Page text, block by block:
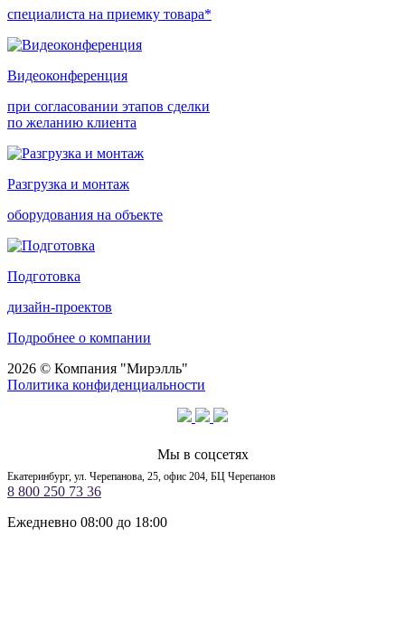
специалиста на приемку товара*
Видеоконференция
при согласовании этапов сделки
по желанию клиента
Разгрузка и монтаж
оборудования на объекте
Подготовка
дизайн-проектов
Подробнее о компании
2026 © Компания "Мирэлль"
Политика конфиденциальности
Мы в соцсетях
Екатеринбург, ул. Черепанова, 25, офис 204, БЦ Черепанов
8 800 250 73 36
Ежедневно 08:00 до 18:00